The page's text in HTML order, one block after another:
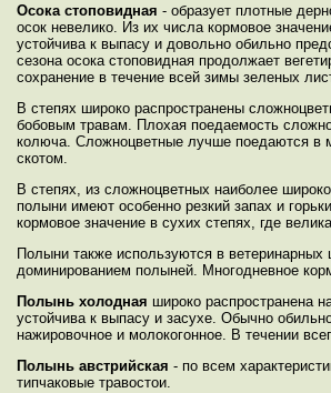
Осока стоповидная - образует плотные
осок невелико. Из их числа кормовое
устойчива к выпасу и довольно обильно
сезона осока стоповидная продолжает
сохранение в течение всей зимы зеленых
В степях широко распространены
бобовым травам. Плохая поедаемость
колюча. Сложноцветные лучше поедаются в
скотом.
В степях, из сложноцветных наиболее
полыни имеют особенно резкий запах и
кормовое значение в сухих степях, где
Полыни также используются в
доминированием полыней. Многодневное
Полынь холодная широко распространена
устойчива к выпасу и засухе. Обычно
нажировочное и молокогонное. В течении
Полынь австрийская - по всем
типчаковые травостои.